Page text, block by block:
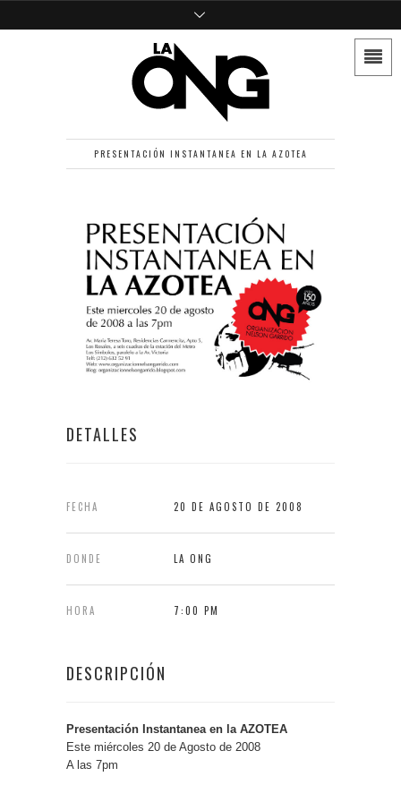
PRESENTACIÓN INSTANTANEA EN LA AZOTEA
DETALLES
FECHA 20 DE AGOSTO DE 2008
DONDE LA ONG
HORA 7:00 PM
DESCRIPCIÓN
Presentación Instantanea en la AZOTEA
Este miércoles 20 de Agosto de 2008
A las 7pm